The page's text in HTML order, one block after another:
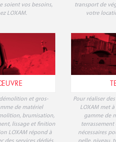
soient vos besoins,
LOXAM.
transport de
votre
et gros-
de matériel
brumisation,
lissage et finition
LOXAM répond à
Pour réaliser
LOXAM met
gamme de
nécessaires